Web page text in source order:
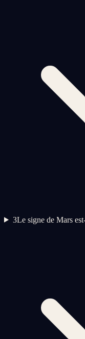
3Le signe de Mars